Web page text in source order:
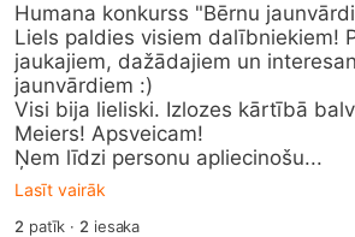
Humana konkurss "Bērnu
Liels paldies visiem dalībniekiem!
jaukajiem, dažādajiem un
jaunvārdiem :)
Visi bija lieliski. Izlozes kārtībā
Meiers! Apsveicam!
Ņem līdzi personu apliecinošu...
Lasīt vairāk
2 patīk · 2 iesaka